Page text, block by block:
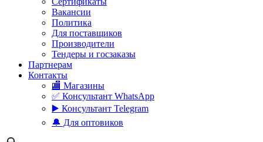
Вакансии
Политика
Для поставщиков
Производители
Тендеры и госзаказы
Партнерам
Контакты
🏬 Магазины
✅️ Консультант WhatsApp
▶️ Консультант Telegram
🔔 Для оптовиков